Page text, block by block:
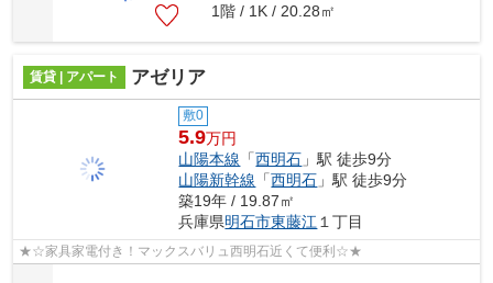
1階 / 1K / 20.28㎡
賃貸 | アパート アゼリア
敷0
5.9万円
山陽本線 「西明石 」駅 徒歩9分
山陽新幹線 「西明石 」駅 徒歩9分
築19年 / 19.87㎡
兵庫県明石市東藤江 １丁目
★☆家具家電付き！マックスバリュ西明石近くて便利☆★